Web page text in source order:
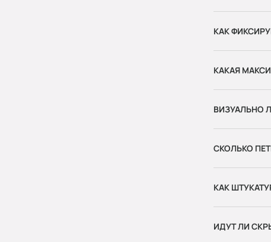
КАК
КАКАЯ
ВИЗУАЛЬНО
СКОЛЬКО
КАК
ИДУТ ЛИ